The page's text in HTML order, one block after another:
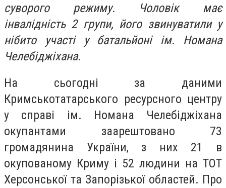
суворого режиму. Чоловік має
інвалідність 2 групи, його звинуватили у
нібито участі у батальйоні ім. Номана
Челебіджіхана.
На сьогодні за даними
Кримськотатарського ресурсного центру
у справі ім. Номана Челебіджіхана
окупантами заарештовано 73
громадянина України, з них 21 в
окупованому Криму і 52 людини на ТОТ
Херсонської та Запорізької областей. Про